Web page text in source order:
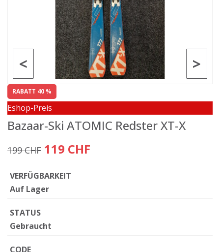
>
<
RABATT 40 %
Eshop-Preis
Bazaar-Ski ATOMIC Redster XT-X
199 CHF 119 CHF
VERFÜGBARKEIT
Auf Lager
STATUS
Gebraucht
CODE